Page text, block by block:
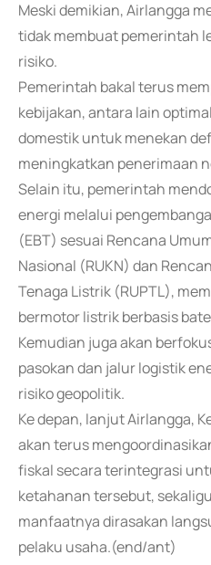
Meski demikian, Airlangga
tidak membuat pemerintah
risiko.
Pemerintah bakal terus
kebijakan, antara lain
domestik untuk menekan
meningkatkan penerimaan
Selain itu, pemerintah
energi melalui
(EBT) sesuai Rencana
Nasional (RUKN) dan
Tenaga Listrik (RUPTL),
bermotor listrik berbasis
Kemudian juga akan
pasokan dan jalur logistik
risiko geopolitik.
Ke depan, lanjut Airlangga,
akan terus
fiskal secara terintegrasi
ketahanan tersebut,
manfaatnya dirasakan
pelaku usaha.(end/ant)